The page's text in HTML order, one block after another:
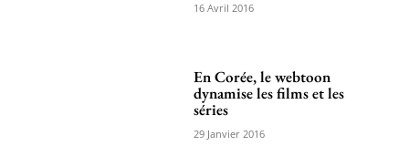
16 Avril 2016
En Corée, le webtoon
dynamise les films et les
séries
29 Janvier 2016